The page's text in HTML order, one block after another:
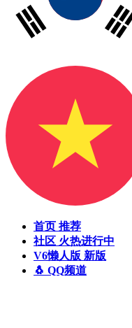
首页 推荐
社区 火热进行中
V6懒人版 新版
🐧 QQ频道